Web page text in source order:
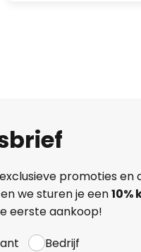
promoties en
we sturen je een
eerste aankoop!
Bedrijf